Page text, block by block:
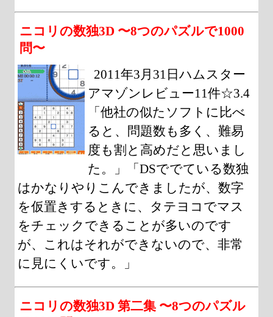
ニコリの数独3D 〜8つのパズルで1000
問〜
2011年3月31日ハムスター
アマゾンレビュー11件☆3.4
「他社の似たソフトに比べ
ると、問題数も多く、難易
度も割と高めだと思いまし
た。」「DSででている数独
はかなりやりこんできましたが、数字
を仮置きするときに、タテヨコでマス
をチェックできることが多いのです
が、これはそれができないので、非常
に見にくいです。」
ニコリの数独3D 第二集 〜8つのパズル